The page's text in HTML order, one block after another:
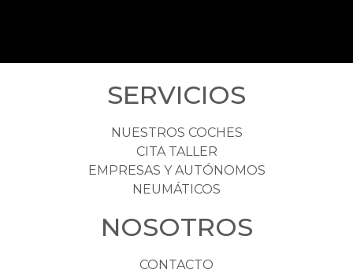
SERVICIOS
NUESTROS COCHES
CITA TALLER
EMPRESAS Y AUTÓNOMOS
NEUMÁTICOS
NOSOTROS
CONTACTO